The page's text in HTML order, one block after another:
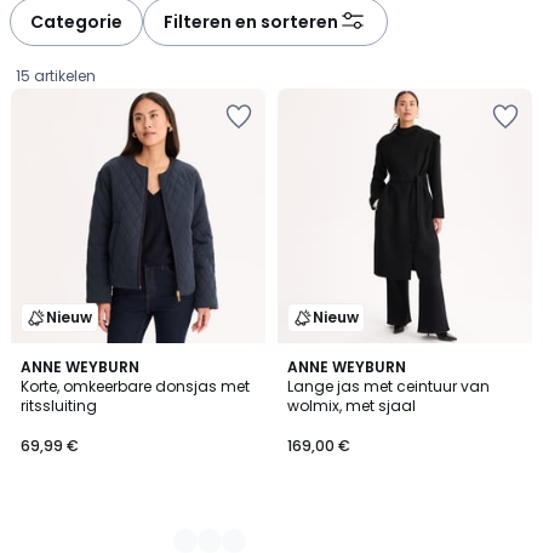
Categorie Filteren en sorteren
15 artikelen
Nieuw
ANNE WEYBURN
Korte, omkeerbare donsjas met
ritssluiting
€.
69,99 €
2
Kleuren
Nieuw
ANNE WEYBURN
Lange jas met ceintuur van
wolmix, met sjaal
169,00 €